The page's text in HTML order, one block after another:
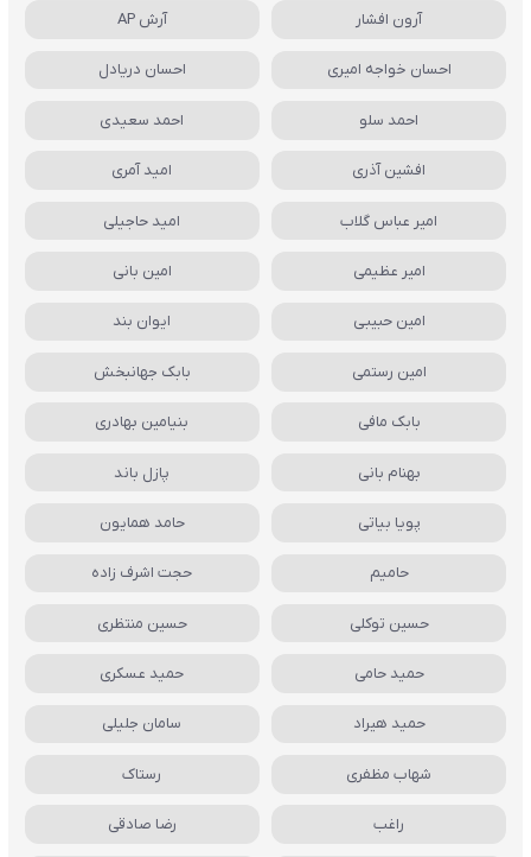
آرون افشار آرش AP
احسان خواجه امیری احسان دریادل
احمد سلو احمد سعیدی
افشین آذری امید آمری
امیر عباس گلاب امید حاجیلی
امیر عظیمی امین بانی
امین حبیبی ایوان بند
امین رستمی بابک جهانبخش
بابک مافی بنیامین بهادری
بهنام بانی پازل باند
پویا بیاتی حامد همایون
حامیم حجت اشرف زاده
حسین توکلی حسین منتظری
حمید حامی حمید عسکری
حمید هیراد سامان جلیلی
شهاب مظفری رستاک
راغب رضا صادقی